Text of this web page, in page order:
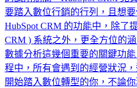
要踏入數位行銷的行列，且想
HubSpot CRM 的功能中，除了
CRM ) 系統之外，更全方位的
數據分析這幾個重要的關鍵功
程中，所有會遇到的經營狀況
開始踏入數位轉型的你，不論